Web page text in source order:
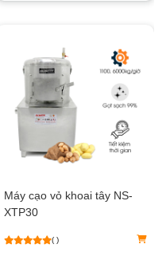
Máy cạo vỏ khoai tây NS-
XTP30
( )